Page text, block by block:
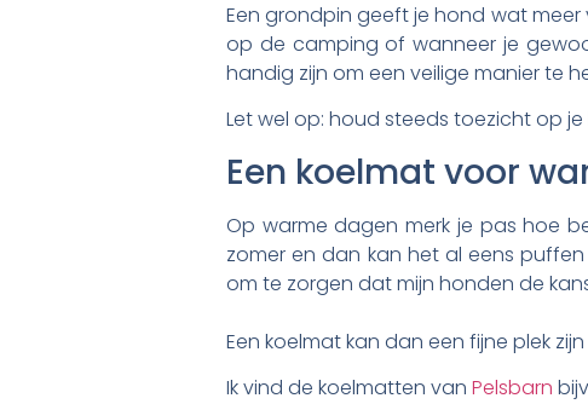
Een grondpin geeft je hond wat
op de camping of wanneer je
handig zijn om een veilige manier te
Let wel op: houd steeds toezicht op
Een koelmat voor
Op warme dagen merk je pas hoe
zomer en dan kan het al eens
om te zorgen dat mijn honden de
Een koelmat kan dan een fijne plek
Ik vind de koelmatten van Pelsbarn